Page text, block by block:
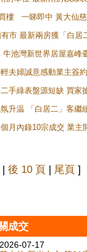
樓 一睇即中 黃大仙
市 最新兩房獲「白居
池灣新世界居屋嘉峰
夫婦誠意感動業主簽
手綠表盤源短缺 買
升温 「白居二」客
月內錄10宗成交 業
| 後 10 頁 | 尾頁 ]
成交
2026-07-17